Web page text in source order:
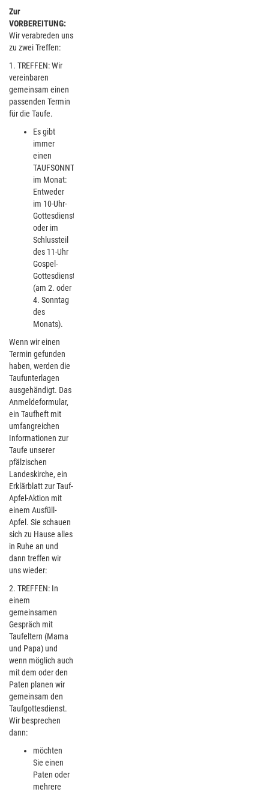
Zur
VORBEREITUNG:
Wir verabreden uns
zu zwei Treffen:
1. TREFFEN: Wir
vereinbaren
gemeinsam einen
passenden Termin
für die Taufe.
Es gibt
immer
einen
TAUFSONNTAG
im Monat:
Entweder
im 10-Uhr-
Gottesdienst
oder im
Schlussteil
des 11-Uhr
Gospel-
Gottesdienstes
(am 2. oder
4. Sonntag
des
Monats).
Wenn wir einen
Termin gefunden
haben, werden die
Taufunterlagen
ausgehändigt. Das
Anmeldeformular,
ein Taufheft mit
umfangreichen
Informationen zur
Taufe unserer
pfälzischen
Landeskirche, ein
Erklärblatt zur Tauf-
Apfel-Aktion mit
einem Ausfüll-
Apfel. Sie schauen
sich zu Hause alles
in Ruhe an und
dann treffen wir
uns wieder:
2. TREFFEN: In
einem
gemeinsamen
Gespräch mit
Taufeltern (Mama
und Papa) und
wenn möglich auch
mit dem oder den
Paten planen wir
gemeinsam den
Taufgottesdienst.
Wir besprechen
dann:
möchten
Sie einen
Paten oder
mehrere